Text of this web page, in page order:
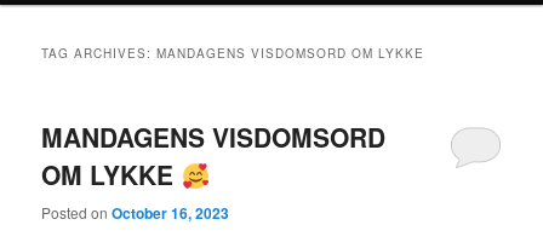
TAG ARCHIVES:MANDAGENS VISDOMSORD OM LYKKE
MANDAGENS VISDOMSORD
OM LYKKE
Posted onOctober 16, 2023